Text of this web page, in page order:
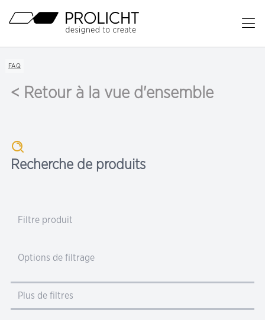
En-
le
Breadcrumb
FAQ
< Retour à la vue d'ensemble
Recherche de produits
Filtre produit
Options de filtrage
Plus de filtres